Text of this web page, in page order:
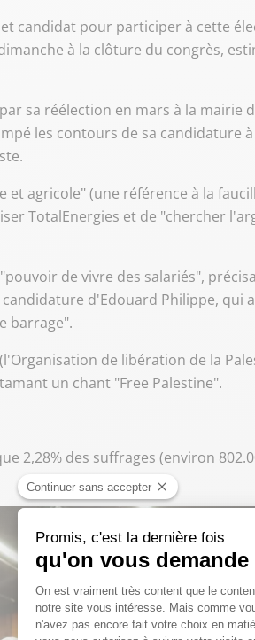
candidat pour participer à cette
à la clôture du congrès,
sa réélection en mars à la mairie
les contours de sa candidature
agricole" (une référence à la
TotalEnergies et de "chercher
de vivre des salariés",
d'Edouard Philippe, qui
barrage".
de libération de la
un chant "Free Palestine".
2,28% des suffrages (environ